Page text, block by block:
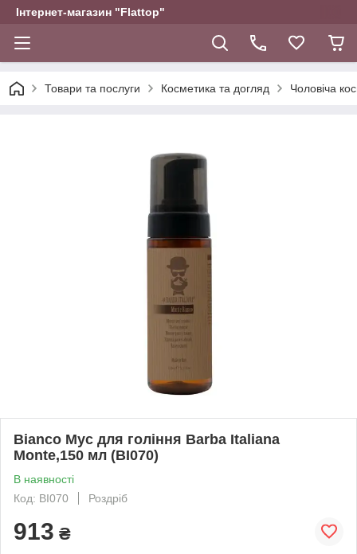
Інтернет-магазин "Flattop"
Товари та послуги Косметика та догляд Чоловіча
Bianco Мус для гоління Barba Italiana
Monte,150 мл (BI070)
В наявності
Код: BI070
Роздріб
913 ₴